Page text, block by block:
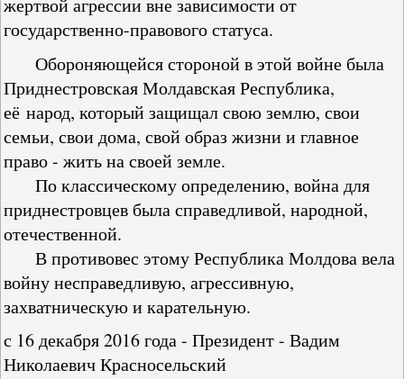
жертвой агрессии вне зависимости от
государственно-правового статуса.
Обороняющейся стороной в этой войне была
Приднестровская Молдавская Республика,
её народ, который защищал свою землю, свои
семьи, свои дома, свой образ жизни и главное
право - жить на своей земле.
По классическому определению, война для
приднестровцев была справедливой, народной,
отечественной.
В противовес этому Республика Молдова вела
войну несправедливую, агрессивную,
захватническую и карательную.
с 16 декабря 2016 года - Президент - Вадим
Николаевич Красносельский